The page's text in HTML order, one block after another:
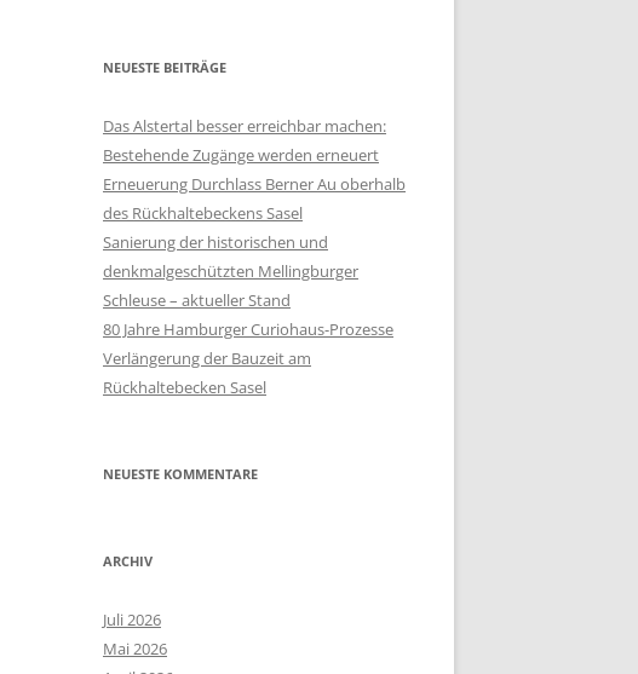
NEUESTE BEITRÄGE
Das Alstertal besser erreichbar machen:
Bestehende Zugänge werden erneuert
Erneuerung Durchlass Berner Au oberhalb
des Rückhalte­beckens Sasel
Sanierung der historischen und
denkmalgeschützten Mellingburger
Schleuse – aktueller Stand
80 Jahre Hamburger Curiohaus-Prozesse
Verlängerung der Bauzeit am
Rückhaltebecken Sasel
NEUESTE KOMMENTARE
ARCHIV
Juli 2026
Mai 2026